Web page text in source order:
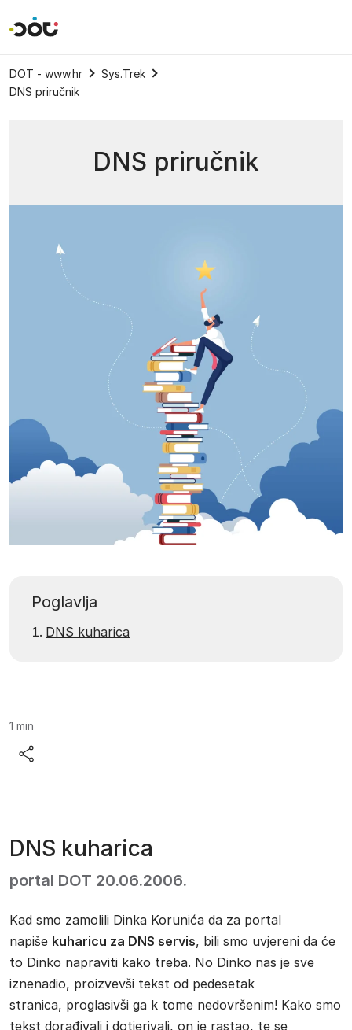
Povratak na naslovnicu
DOT - www.hr
Sys.Trek
DNS priručnik
DNS priručnik
Poglavlja
DNS kuharica
Procijenjeno vrijeme čitanja:
1 min
DNS kuharica
portal DOT 20.06.2006.
Kad smo zamolili Dinka Korunića da za portal
napiše kuharicu za DNS servis, bili smo uvjereni da će
to Dinko napraviti kako treba. No Dinko nas je sve
iznenadio, proizvevši tekst od pedesetak
stranica, proglasivši ga k tome nedovršenim! Kako smo
tekst dorađivali i dotjerivali, on je rastao, te se